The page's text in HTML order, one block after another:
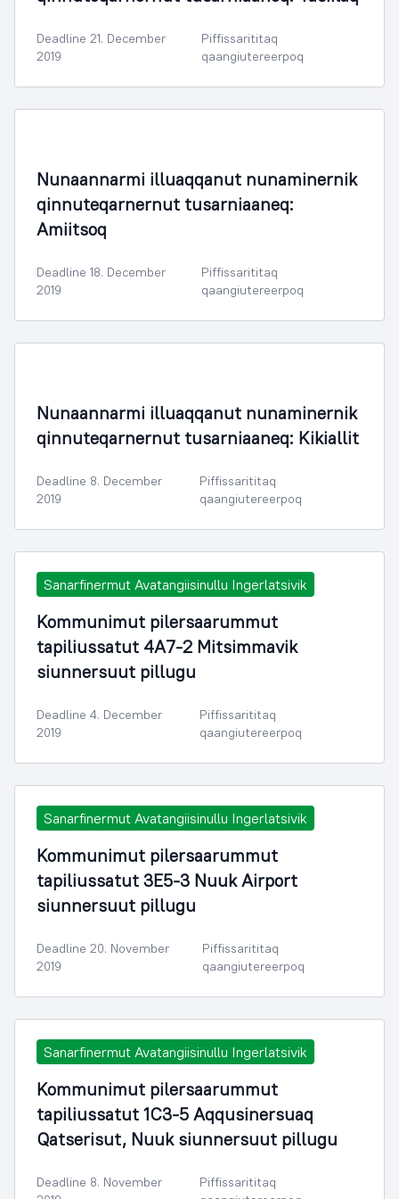
Deadline 21. December
2019
Piffissarititaq
qaangiutereerpoq
Nunaannarmi illuaqqanut nunaminernik
qinnuteqarnernut tusarniaaneq:
Amiitsoq
Deadline 18. December
2019
Piffissarititaq
qaangiutereerpoq
Nunaannarmi illuaqqanut nunaminernik
qinnuteqarnernut tusarniaaneq: Kikiallit
Deadline 8. December
2019
Piffissarititaq
qaangiutereerpoq
Sanarfinermut Avatangiisinullu Ingerlatsivik
Kommunimut pilersaarummut
tapiliussatut 4A7-2 Mitsimmavik
siunnersuut pillugu
Deadline 4. December
2019
Piffissarititaq
qaangiutereerpoq
Sanarfinermut Avatangiisinullu Ingerlatsivik
Kommunimut pilersaarummut
tapiliussatut 3E5-3 Nuuk Airport
siunnersuut pillugu
Deadline 20. November
2019
Piffissarititaq
qaangiutereerpoq
Sanarfinermut Avatangiisinullu Ingerlatsivik
Kommunimut pilersaarummut
tapiliussatut 1C3-5 Aqqusinersuaq
Qatserisut, Nuuk siunnersuut pillugu
Deadline 8. November
Piffissarititaq